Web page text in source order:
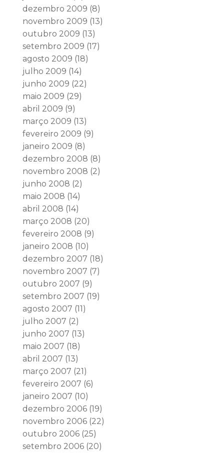
dezembro 2009 (8)
novembro 2009 (13)
outubro 2009 (13)
setembro 2009 (17)
agosto 2009 (18)
julho 2009 (14)
junho 2009 (22)
maio 2009 (29)
abril 2009 (9)
março 2009 (13)
fevereiro 2009 (9)
janeiro 2009 (8)
dezembro 2008 (8)
novembro 2008 (2)
junho 2008 (2)
maio 2008 (14)
abril 2008 (14)
março 2008 (20)
fevereiro 2008 (9)
janeiro 2008 (10)
dezembro 2007 (18)
novembro 2007 (7)
outubro 2007 (9)
setembro 2007 (19)
agosto 2007 (11)
julho 2007 (2)
junho 2007 (13)
maio 2007 (18)
abril 2007 (13)
março 2007 (21)
fevereiro 2007 (6)
janeiro 2007 (10)
dezembro 2006(19)
novembro 2006(22)
outubro 2006(25)
setembro 2006(20)